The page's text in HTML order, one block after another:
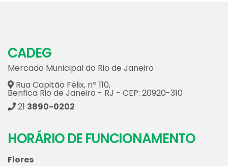
CADEG
Mercado Municipal do Rio de Janeiro
Rua Capitão Félix, nº 110,
Benfica Rio de Janeiro - RJ - CEP: 20920-310
21 3890-0202
HORÁRIO DE FUNCIONAMENTO
Flores